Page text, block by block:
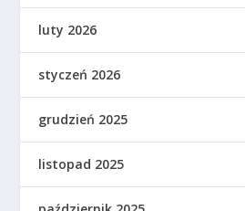
luty 2026
styczeń 2026
grudzień 2025
listopad 2025